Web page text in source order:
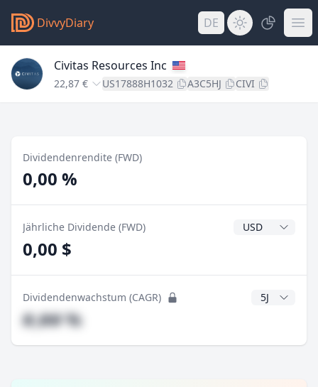
DivvyDiary DE
Civitas Resources Inc
22,87 € US17888H1032 A3C5HJ CIVI
Dividendenrendite (FWD)
0,00 %
Jährliche Dividende (FWD)
0,00 $
Dividendenwachstum (CAGR) CAGR Jahre
#,## %